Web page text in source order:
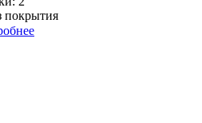
покрытия